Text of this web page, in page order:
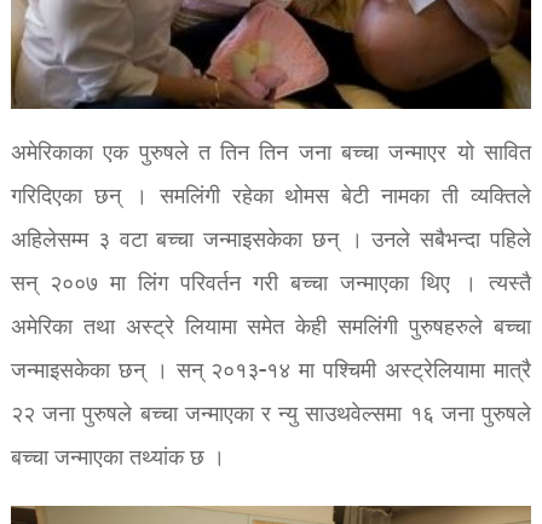
अमेरिकाका एक पुरुषले त तिन तिन जना बच्चा जन्माएर यो सावित
गरिदिएका छन् । समलिंगी रहेका थोमस बेटी नामका ती व्यक्तिले
अहिलेसम्म ३ वटा बच्चा जन्माइसकेका छन् । उनले सबैभन्दा पहिले
सन् २००७ मा लिंग परिवर्तन गरी बच्चा जन्माएका थिए । त्यस्तै
अमेरिका तथा अस्ट्रे लियामा समेत केही समलिंगी पुरुषहरुले बच्चा
जन्माइसकेका छन् । सन् २०१३-१४ मा पश्चिमी अस्ट्रेलियामा मात्रै
२२ जना पुरुषले बच्चा जन्माएका र न्यु साउथवेल्समा १६ जना पुरुषले
बच्चा जन्माएका तथ्यांक छ ।